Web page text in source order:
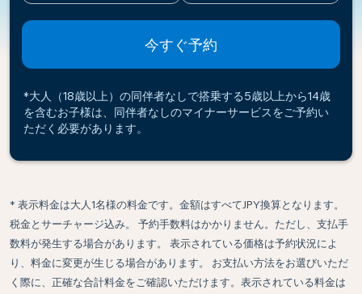
今すぐ予約
*大人（18歳以上）の同伴者なしで搭乗する5歳以上から14歳
を含むお子様は、同伴者なしのマイナーサービスをご予約い
ただく必要があります。
* 表示料金は大人1名様の料金です。金額はすべてJPY換算となります。
税金とサーチャージ込み。 予約手数料はかかりません。ただし、支払手
数料が発生する場合があります。 表示されている価格は予約状況によ
り、料金に変更が生じる場合があります。 お支払い方法をお選びいただ
く際に、正確な合計料金をご確認いただけます。表示されている料金は